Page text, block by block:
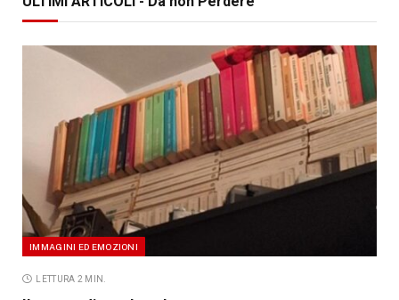
IMMAGINI ED EMOZIONI
LETTURA 2 MIN.